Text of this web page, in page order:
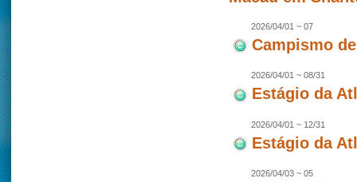
2026/04/01 ~ 07
Campismo
2026/04/01 ~ 08/31
Estágio da
2026/04/01 ~ 12/31
Estágio da
2026/04/03 ~ 05